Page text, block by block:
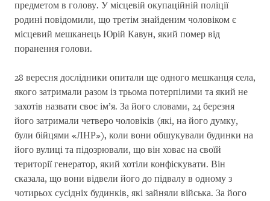
предметом в голову. У місцевій окупаційній поліції
родині повідомили, що третім знайденим чоловіком є
місцевий мешканець Юрій Кавун, який помер від
поранення голови.
28 вересня дослідники опитали ще одного мешканця села,
якого затримали разом із трьома потерпілими та який не
захотів назвати своє ім’я. За його словами, 24 березня
його затримали четверо чоловіків (які, на його думку,
були бійцями «ЛНР»), коли вони обшукували будинки на
його вулиці та підозрювали, що він ховає на своїй
території генератор, який хотіли конфіскувати. Він
сказала, що вони відвели його до підвалу в одному з
чотирьох сусідніх будинків, які зайняли війська. За його